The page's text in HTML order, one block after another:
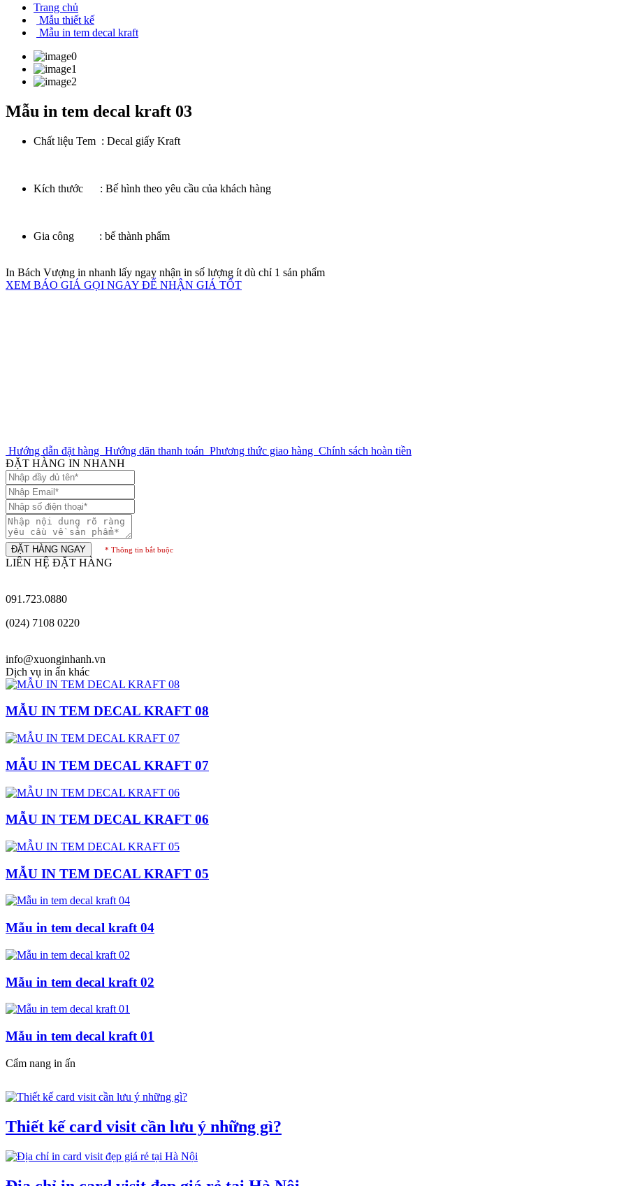
Trang chủ
Mẫu thiết kế
Mẫu in tem decal kraft
Mẫu in tem decal kraft 03
Chất liệu Tem : Decal giấy Kraft
Kích thước : Bế hình theo yêu cầu của khách hàng
Gia công : bế thành phẩm
In Bách Vượng in nhanh lấy ngay nhận in số lượng ít dù chỉ 1 sản phẩm
XEM BÁO GIÁ GỌI NGAY ĐỂ NHẬN GIÁ TỐT
Hướng dẫn đặt hàng Hướng dãn thanh toán Phương thức giao hàng Chính sách hoàn tiền
ĐẶT HÀNG IN NHANH
ĐẶT HÀNG NGAY * Thông tin bắt buộc
LIÊN HỆ ĐẶT HÀNG
091.723.0880
(024) 7108 0220
info@xuonginhanh.vn
Dịch vụ in ấn khác
MẪU IN TEM DECAL KRAFT 08
MẪU IN TEM DECAL KRAFT 07
MẪU IN TEM DECAL KRAFT 06
MẪU IN TEM DECAL KRAFT 05
Mẫu in tem decal kraft 04
Mẫu in tem decal kraft 02
Mẫu in tem decal kraft 01
Cẩm nang in ấn
Thiết kế card visit cần lưu ý những gì?